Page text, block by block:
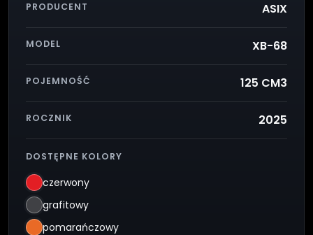
PRODUCENT ASIX
MODEL XB-68
POJEMNOŚĆ 125 CM3
ROCZNIK 2025
DOSTĘPNE KOLORY
czerwony
grafitowy
pomarańczowy